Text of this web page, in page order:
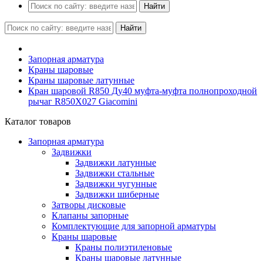
Найти
Найти
Запорная арматура
Краны шаровые
Краны шаровые латунные
Кран шаровой R850 Ду40 муфта-муфта полнопроходной
рычаг R850X027 Giacomini
Каталог товаров
Запорная арматура
Задвижки
Задвижки латунные
Задвижки стальные
Задвижки чугунные
Задвижки шиберные
Затворы дисковые
Клапаны запорные
Комплектующие для запорной арматуры
Краны шаровые
Краны полиэтиленовые
Краны шаровые латунные